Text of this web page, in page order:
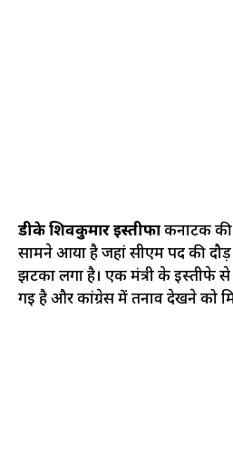
डीके शिवकुमार इस्तीफाकर्नाटक
सामने आया है जहां सीएम पद की
झटका लगा है। एक मंत्री के इस्तीफे से
गई है और कांग्रेस में तनाव देखने को